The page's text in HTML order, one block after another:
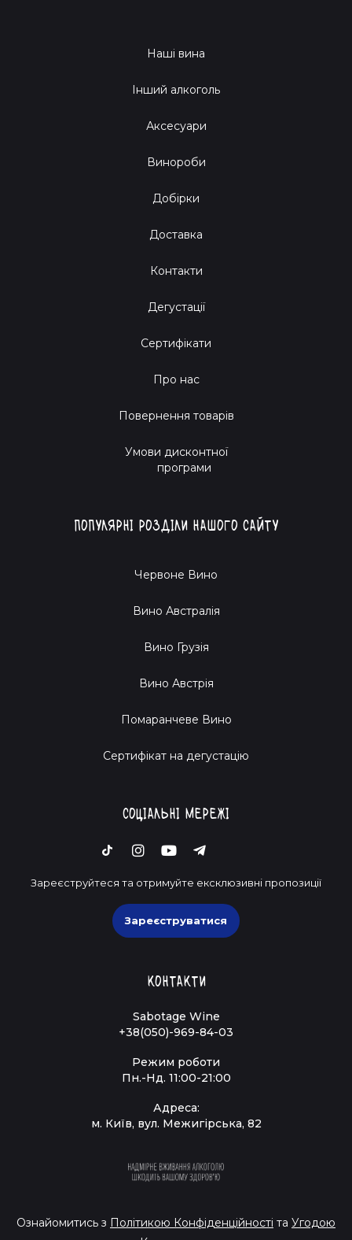
Наші вина
Інший алкоголь
Аксесуари
Винороби
Добірки
Доставка
Контакти
Дегустації
Сертифікати
Про нас
Повернення товарів
Умови дисконтної
програми
Популярні розділи нашого сайту
Червоне Вино
Вино Австралія
Вино Грузія
Вино Австрія
Помаранчеве Вино
Cертифікат на дегустацію
Соціальні мережі
Зареєструйтеся та отримуйте ексклюзивні пропозиції
Зареєструватися
Контакти
Sabotage Wine
+38(050)-969-84-03
Режим роботи
Пн.-Нд. 11:00-21:00
Адреса:
м. Київ, вул. Межигірська, 82
Ознайомитись з Політикою Конфіденційності та Угодою